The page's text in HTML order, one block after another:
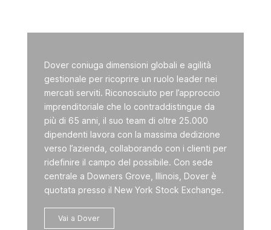
Dover coniuga dimensioni globali e agilità
gestionale per ricoprire un ruolo leader nei
mercati serviti. Riconosciuto per l’approccio
imprenditoriale che lo contraddistingue da
più di 65 anni, il suo team di oltre 25.000
dipendenti lavora con la massima dedizione
verso l’azienda, collaborando con i clienti per
ridefinire il campo del possibile. Con sede
centrale a Downers Grove, Illinois, Dover è
quotata presso il New York Stock Exchange.
Vai a Dover